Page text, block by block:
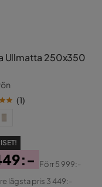
Ullmatta 250x350
(1)
Förr5 999:-
lägsta pris 3 449:-